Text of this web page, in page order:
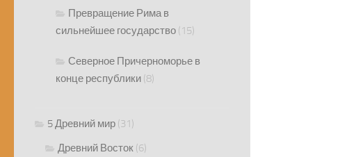
Превращение Рима в
сильнейшее государство (15)
Северное Причерноморье в
конце республики (8)
5 Древний мир (31)
Древний Восток (6)